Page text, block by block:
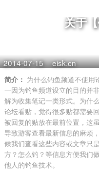
关于
2014-07-15 eisk.cn
简介： 为什么钓鱼频道不使用
一因为钓鱼频道设立的目的并
解为收集笔记一类形式。为什
论坛看贴，觉得很多贴都需要
被回复的贴放在最前位置，这
导致游客查看最新信息的麻烦
候我们查看这些内容或文章只
方？怎么钓？等信息方便我们
他人的钓鱼技术。